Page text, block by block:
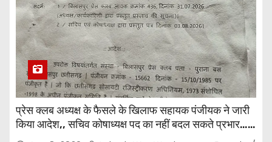
प्रेस क्लब अध्यक्ष के फैसले के खिलाफ सहायक पंजीयक ने जारी
किया आदेश,, सचिव कोषाध्यक्ष पद का नहीं बदल सकते प्रभार…
पदाधिकारियों के बीच विवाद अब प्रशासनिक जांच और नियमों की